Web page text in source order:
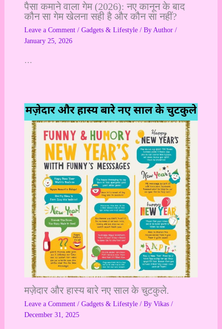
पैसा कमाने वाला गेम (2026): नए कानून के बाद
कौन सा गेम खेलना सही है और कौन सा नहीं?
Leave a Comment / Gadgets & Lifestyle/ By Author /
January 25, 2026
…
मज़ेदार और हास्य बारे नए साल के चुटकुले.
Leave a Comment / Gadgets & Lifestyle/ By Vikas /
December 31, 2025